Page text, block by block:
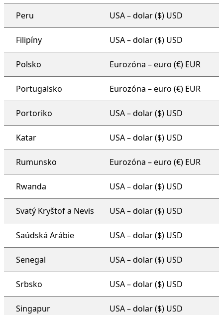
Peru USA – dolar ($) USD
Filipíny USA – dolar ($) USD
Polsko Eurozóna – euro (€) EUR
Portugalsko Eurozóna – euro (€) EUR
Portoriko USA – dolar ($) USD
Katar USA – dolar ($) USD
Rumunsko Eurozóna – euro (€) EUR
Rwanda USA – dolar ($) USD
Svatý Kryštof a Nevis USA – dolar ($) USD
Saúdská Arábie USA – dolar ($) USD
Senegal USA – dolar ($) USD
Srbsko USA – dolar ($) USD
Singapur USA – dolar ($) USD